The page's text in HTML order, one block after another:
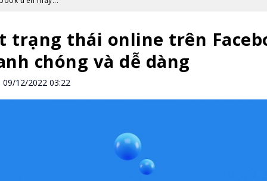
trạng thái online trên
chóng và dễ dàng
09/12/2022 03:22